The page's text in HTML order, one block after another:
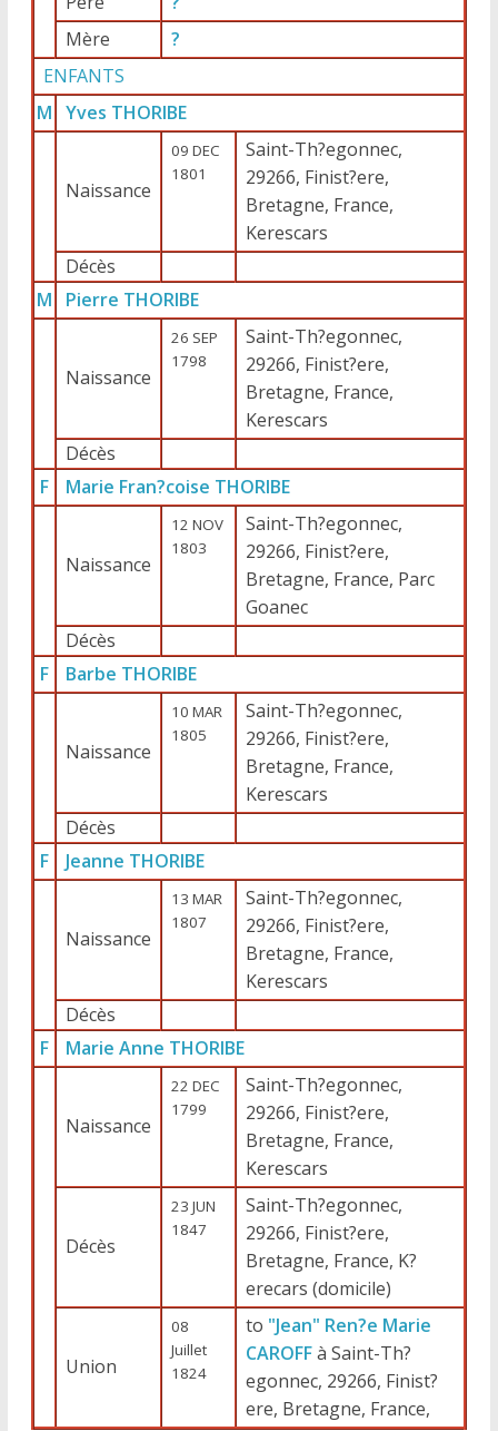
Mère
?
ENFANTS
M Yves THORIBE
Naissance
09 DEC
1801
Saint-Th?egonnec,
29266, Finist?ere,
Bretagne, France,
Kerescars
Décès
M
Pierre THORIBE
Naissance
26 SEP
1798
Saint-Th?egonnec,
29266, Finist?ere,
Bretagne, France,
Kerescars
Décès
F
Marie Fran?coise THORIBE
Naissance
12 NOV
1803
Saint-Th?egonnec,
29266, Finist?ere,
Bretagne, France, Parc
Goanec
Décès
F
Barbe THORIBE
Naissance
10 MAR
1805
Saint-Th?egonnec,
29266, Finist?ere,
Bretagne, France,
Kerescars
Décès
F
Jeanne THORIBE
Naissance
13 MAR
1807
Saint-Th?egonnec,
29266, Finist?ere,
Bretagne, France,
Kerescars
Décès
F
Marie Anne THORIBE
Naissance
22 DEC
1799
Saint-Th?egonnec,
29266, Finist?ere,
Bretagne, France,
Kerescars
Décès
23 JUN
1847
Saint-Th?egonnec,
29266, Finist?ere,
Bretagne, France, K?
erecars (domicile)
Union
08
Juillet
1824
to "Jean" Ren?e Marie
CAROFFà Saint-Th?
egonnec, 29266, Finist?
ere, Bretagne, France,